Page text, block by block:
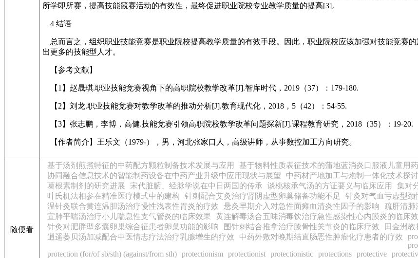
所学即所赛，提高技能競赛活动的有效性，最终促进职业院校专业教学质量的提高[3]。
4 结语
总而言之，组织职业技能竞赛是职业院校提高教学质量的有效手段。因此，职业院校应该加强对技能竞赛
出更多的技能型人才。
【参考文献】
【1】赵晟琪.职业技能竞赛视角下的高职院校教学改革[J].智库时代，2019（37）：179-180.
【2】刘龙.职业技能竞赛对教学改革的推动分析[J].教育现代化，2018，5（42）：54-55.
【3】张志鹏，李博，高健.技能竞赛引领高职院校教学改革问题探新[J].课程教育研究，2018（35）：19-20.
【作者简介】王乐文（1979-），男，河北张家口人，高级讲师，从事数控加工方向研究。
随便看
基于汤剂煎煮特征的中药配方颗粒制备技术发展与应用 基于物料性质表征技术的蒲地蓝消炎口服液儿童用
协同融合信息技术的智能制药设备在中药产业升级中应用现状与展望
中药材产地加工与炮制一体化技术探讨
葛根素制剂的研究进展
宋代脏腑、经脉学说在中日两国的传承 谈桃核承气汤的方证要义与临床应用
集对
叶氏机法相参在精准医疗模式中的建构
针刺配合艾灸治疗肾阴虚型卵巢储备功能不足
针灸对气血亏虚型
温针灸联合黄连温胆汤治疗慢性浅表性胃炎的疗效
悬灸早期介入对急性面瘫血清炎性因子的影响
疏肝清肺
宣肺平喘汤治疗小儿喘息性支气管炎的临床效果
黄连解毒汤合五味消毒饮治疗急性感染性心内膜炎的临床
针灸对肥胖型多囊卵巢综合征患者卵巢功能的影响
围针刺结合推拿治疗膝骨性关节炎的临床疗效
田金洲
逍遥蒌贝汤加减配合中医情志疗法治疗乳腺增生的疗效
中药外敷对晚期结直肠恶性肿瘤化疗患者的疗效
protection (for/of sb/sth) (against/from sth) protectionism protectionist protectionistic protections protective